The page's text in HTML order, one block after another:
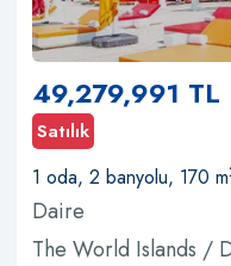
49,279,991 TL
Satılık
1 oda, 2 banyolu, 170 m
Daire
The World Islands /